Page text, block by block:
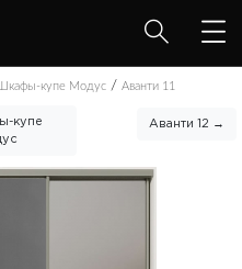
Шкафы-купе Модус / Аванти 11
купе
Аванти 12 →